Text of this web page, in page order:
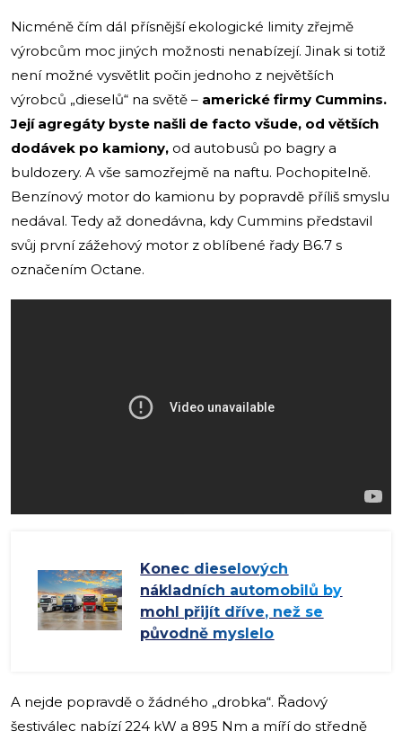
Nicméně čím dál přísnější ekologické limity zřejmě
výrobcům moc jiných možnosti nenabízejí. Jinak si totiž
není možné vysvětlit počin jednoho z největších
výrobců „dieselů“ na světě – americké firmy Cummins.
Její agregáty byste našli de facto všude, od větších
dodávek po kamiony, od autobusů po bagry a
buldozery. A vše samozřejmě na naftu. Pochopitelně.
Benzínový motor do kamionu by popravdě příliš smyslu
nedával. Tedy až donedávna, kdy Cummins představil
svůj první zážehový motor z oblíbené řady B6.7 s
označením Octane.
Konec dieselových
nákladních automobilů by
mohl přijít dříve, než se
původně myslelo
A nejde popravdě o žádného „drobka“. Řadový
šestiválec nabízí 224 kW a 895 Nm a míří do středně